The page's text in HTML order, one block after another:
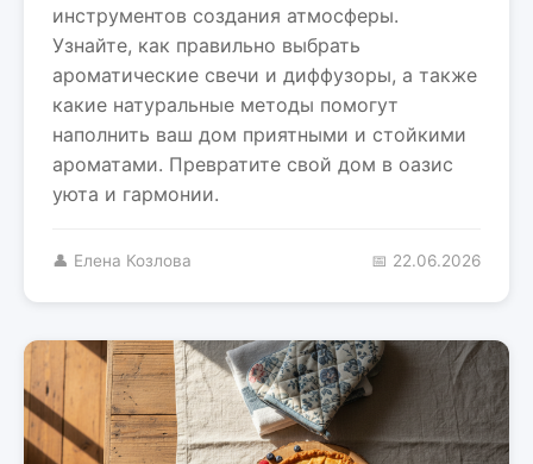
инструментов создания атмосферы.
Узнайте, как правильно выбрать
ароматические свечи и диффузоры, а также
какие натуральные методы помогут
наполнить ваш дом приятными и стойкими
ароматами. Превратите свой дом в оазис
уюта и гармонии.
👤 Елена Козлова 📅 22.06.2026